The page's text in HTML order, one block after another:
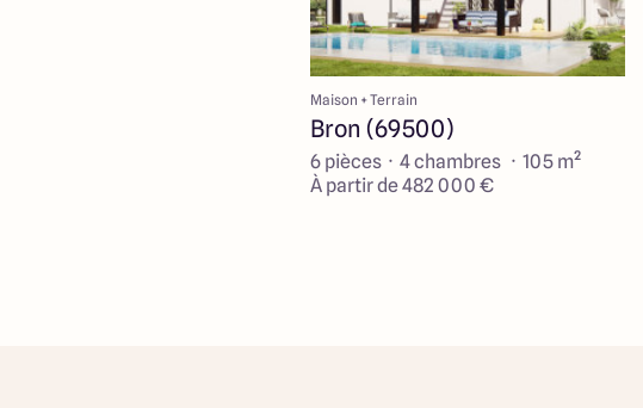
Maison + Terrain
Bron (69500)
6 pièces · 4 chambres · 105 m²
À partir de 482 000 €